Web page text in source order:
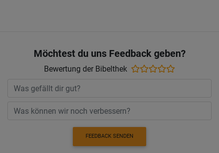
Möchtest du uns Feedback geben?
Bewertung der Bibelthek
FEEDBACK SENDEN